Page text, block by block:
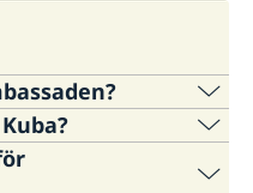
är:
11.30. Tills vidare är
visum till Kuba.